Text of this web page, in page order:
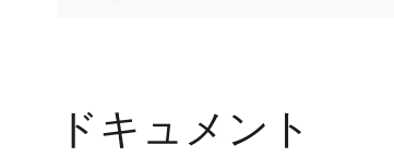
ドキュメント